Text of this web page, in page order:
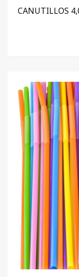
CANUTILLOS